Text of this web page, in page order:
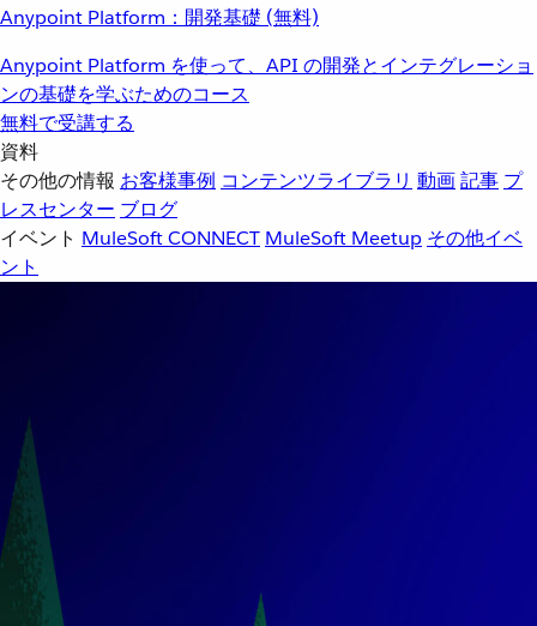
Anypoint Platform：開発基礎 (無料)
Anypoint Platform を使って、API の開発とインテグレーショ
ンの基礎を学ぶためのコース
無料で受講する
資料
その他の情報 お客様事例 コンテンツライブラリ 動画記事 プ
レスセンター ブログ
イベント MuleSoft CONNECT MuleSoft Meetup その他イベ
ント